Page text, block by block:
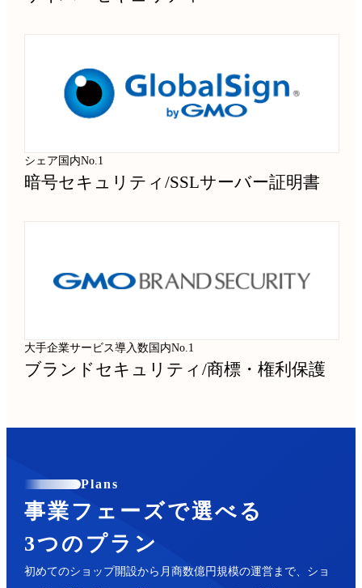
シェア国内No.1
暗号セキュリティ/SSLサーバー証明書
大手企業サービス導入数国内No.1
ブランドセキュリティ/商標・権利保護
Plans
事業フェーズで選べる
3つのプラン
初めてのショップ開設から月商数億円規模の運営まで、ショ